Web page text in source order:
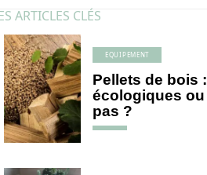
ARTICLES CLÉS
EQUIPEMENT
Pellets de bois :
écologiques ou
pas ?